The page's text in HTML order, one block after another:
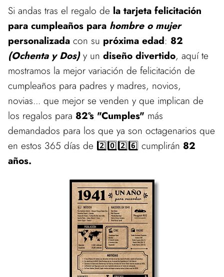
Si andas tras el regalo de la tarjeta felicitación
para cumpleaños para hombre o mujer
personalizada con su próxima edad: 82
(Ochenta y Dos)y un diseño divertido, aquí te
mostramos la mejor variación de felicitación de
cumpleaños para padres y madres, novios,
novias... que mejor se venden y que implican de
los regalos para 82ºs "Cumples" más
demandados para los que ya son octagenarios que
en estos 365 días de 2️⃣0️⃣2️⃣6️⃣ cumplirán 82
años.